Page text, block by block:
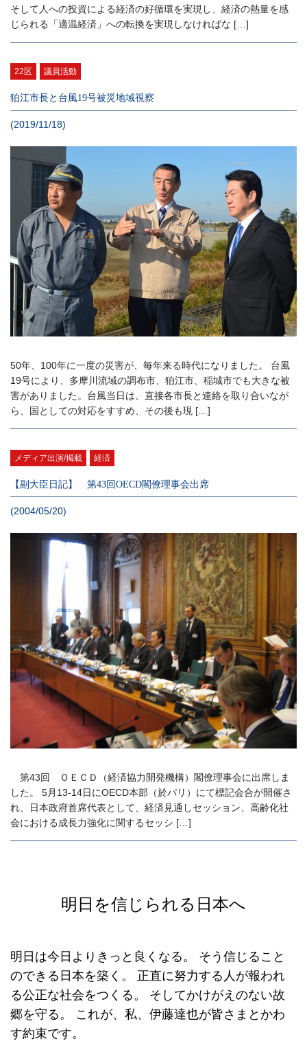
そして人への投資による経済の好循環を実現し、経済の熱量を感
じられる「適温経済」への転換を実現しなければな […]
22区 議員活動
狛江市長と台風19号被災地域視察
(2019/11/18)
50年、100年に一度の災害が、毎年来る時代になりました。 台風
19号により、多摩川流域の調布市、狛江市、稲城市でも大きな被
害がありました。台風当日は、直接各市長と連絡を取り合いなが
ら、国としての対応をすすめ、その後も現 […]
メディア出演/掲載 経済
【副大臣日記】 第43回OECD閣僚理事会出席
(2004/05/20)
第43回 ＯＥＣＤ（経済協力開発機構）閣僚理事会に出席しま
した。 5月13-14日にOECD本部（於パリ）にて標記会合が開催さ
れ、日本政府首席代表として、経済見通しセッション、高齢化社
会における成長力強化に関するセッシ […]
明日を信じられる日本へ
明日は今日よりきっと良くなる。
そう信じること
のできる日本を築く。
正直に努力する人が報われ
る公正な社会をつくる。
そしてかけがえのない故
郷を守る。
これが、私、伊藤達也が皆さまとかわ
す約束です。